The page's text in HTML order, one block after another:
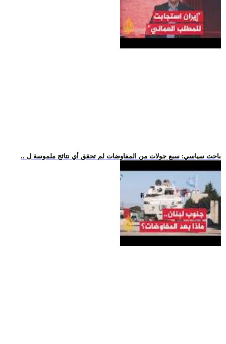
.. باحث سياسي: سبع جولات من المفاوضات لم تحقق أي نتائج ملموسة ل